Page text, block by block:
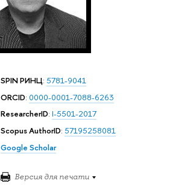
SPIN РИНЦ: 5781-9041
ORCID: 0000-0001-7088-6263
ResearcherID: I-5501-2017
Scopus AuthorID: 57195258081
Google Scholar
Версия для печати